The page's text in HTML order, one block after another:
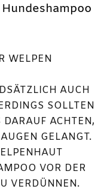
WELPEN
AUCH
SOLLTEN
ACHTEN,
GELANGT.
VOR DER
VERDÜNNEN.